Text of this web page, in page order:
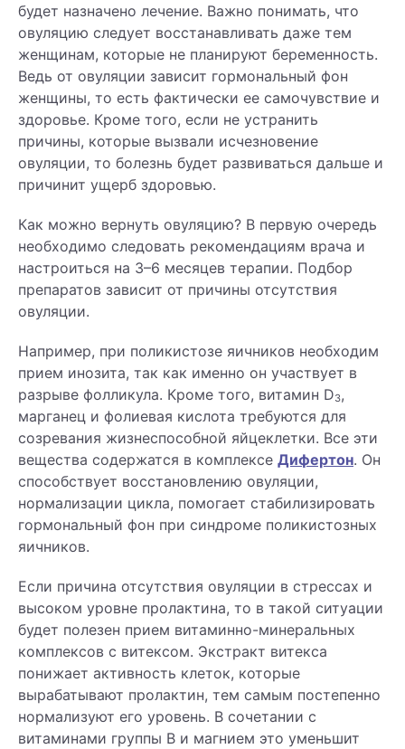
будет назначено лечение. Важно понимать, что
овуляцию следует восстанавливать даже тем
женщинам, которые не планируют беременность.
Ведь от овуляции зависит гормональный фон
женщины, то есть фактически ее самочувствие и
здоровье. Кроме того, если не устранить
причины, которые вызвали исчезновение
овуляции, то болезнь будет развиваться дальше и
причинит ущерб здоровью.
Как можно вернуть овуляцию? В первую очередь
необходимо следовать рекомендациям врача и
настроиться на 3–6 месяцев терапии. Подбор
препаратов зависит от причины отсутствия
овуляции.
Например, при поликистозе яичников необходим
прием инозита, так как именно он участвует в
разрыве фолликула. Кроме того, витамин D3,
марганец и фолиевая кислота требуются для
созревания жизнеспособной яйцеклетки. Все эти
вещества содержатся в комплексе Дифертон. Он
способствует восстановлению овуляции,
нормализации цикла, помогает стабилизировать
гормональный фон при синдроме поликистозных
яичников.
Если причина отсутствия овуляции в стрессах и
высоком уровне пролактина, то в такой ситуации
будет полезен прием витаминно-минеральных
комплексов с витексом. Экстракт витекса
понижает активность клеток, которые
вырабатывают пролактин, тем самым постепенно
нормализуют его уровень. В сочетании с
витаминами группы В и магнием это уменьшит